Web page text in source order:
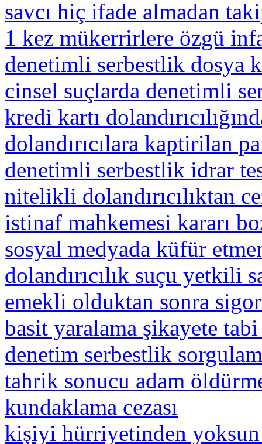
savcı hiç ifade almadan
1 kez mükerrirlere özgü
denetimli serbestlik dosya
cinsel suçlarda denetimli
kredi kartı
dolandırıcılara kaptirilan
denetimli serbestlik idrar
nitelikli dolandırıcılıktan
istinaf mahkemesi kararı
sosyal medyada küfür
dolandırıcılık suçu yetkili
emekli olduktan sonra
basit yaralama şikayete
denetim serbestlik
tahrik sonucu adam
kundaklama cezası
kişiyi hürriyetinden yoksun